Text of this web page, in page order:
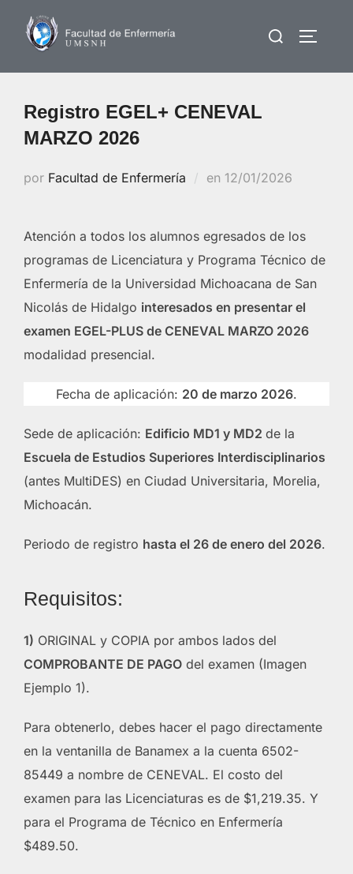
contenido
Buscar:
Registro EGEL+ CENEVAL
MARZO 2026
por Facultad de Enfermería en Publicado
12/01/2026
Atención a todos los alumnos egresados de los
programas de Licenciatura y Programa Técnico de
Enfermería de la Universidad Michoacana de San
Nicolás de Hidalgo interesados en presentar el
examen EGEL-PLUS de CENEVAL MARZO 2026
modalidad presencial.
Fecha de aplicación: 20 de marzo 2026.
Sede de aplicación: Edificio MD1 y MD2 de la
Escuela de Estudios Superiores Interdisciplinarios
(antes MultiDES) en Ciudad Universitaria, Morelia,
Michoacán.
Periodo de registro hasta el 26 de enero del 2026.
Requisitos:
1) ORIGINAL y COPIA por ambos lados del
COMPROBANTE DE PAGO del examen (Imagen
Ejemplo 1).
Para obtenerlo, debes hacer el pago directamente
en la ventanilla de Banamex a la cuenta 6502-
85449 a nombre de CENEVAL. El costo del
examen para las Licenciaturas es de $1,219.35. Y
para el Programa de Técnico en Enfermería
$489.50.